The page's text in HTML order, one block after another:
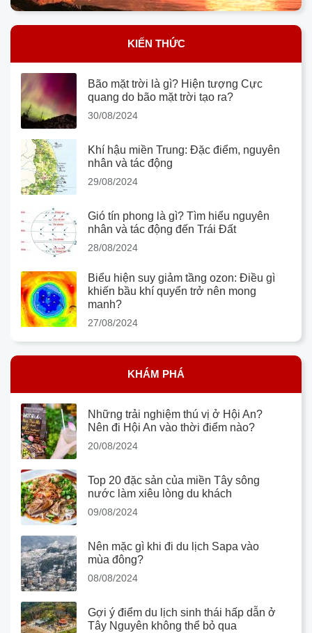
KIẾN THỨC
Bão mặt trời là gì? Hiện tượng Cực
quang do bão mặt trời tạo ra?
30/08/2024
Khí hậu miền Trung: Đặc điểm, nguyên
nhân và tác động
29/08/2024
Gió tín phong là gì? Tìm hiểu nguyên
nhân và tác động đến Trái Đất
28/08/2024
Biểu hiện suy giảm tầng ozon: Điều gì
khiến bầu khí quyển trở nên mong
manh?
27/08/2024
KHÁM PHÁ
Những trải nghiệm thú vị ở Hội An?
Nên đi Hội An vào thời điểm nào?
20/08/2024
Top 20 đặc sản của miền Tây sông
nước làm xiêu lòng du khách
09/08/2024
Nên mặc gì khi đi du lịch Sapa vào
mùa đông?
08/08/2024
Gợi ý điểm du lịch sinh thái hấp dẫn ở
Tây Nguyên không thể bỏ qua